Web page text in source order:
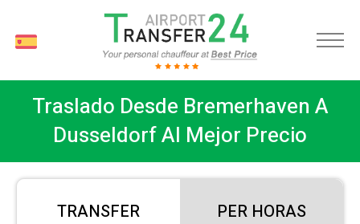
Traslado Desde Bremerhaven A
Dusseldorf Al Mejor Precio
TRANSFER PER HORAS